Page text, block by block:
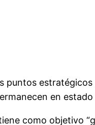
puntos
en
como objetivo